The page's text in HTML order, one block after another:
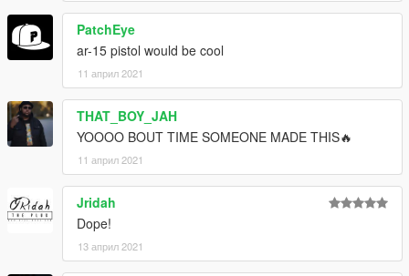
PatchEye
ar-15 pistol would be cool
11 април 2021
THAT_BOY_JAH
YOOOO BOUT TIME SOMEONE MADE THIS🔥
11 април 2021
Jridah
Dope!
13 април 2021